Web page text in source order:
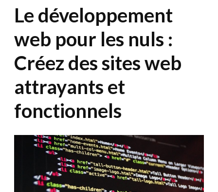
Le développement
web pour les nuls :
Créez des sites web
attrayants et
fonctionnels